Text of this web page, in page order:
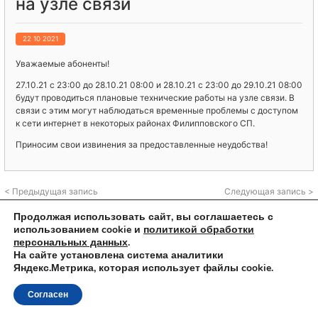
22 10 2021
Уважаемые абоненты!
27.10.21 с 23:00 до 28.10.21 08:00 и 28.10.21 с 23:00 до 29.10.21 08:00
будут проводиться плановые технические работы на узле связи. В
связи с этим могут наблюдаться временные проблемы с доступом
к сети интернет в некоторых районах Филипповского СП.
Приносим свои извинения за предоставленные неудобства!
< Предыдущая запись Следующая запись >
Продолжая использовать сайт, вы соглашаетесь с
использованием cookie и политикой обработки
персональных данных.
На сайте установлена система аналитики
Яндекс.Метрика, которая использует файлы cookie.
Согласен
© 2023 ООО "КиржачТелеком"